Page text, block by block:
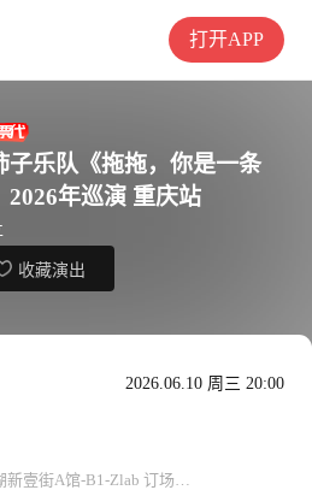
打开APP
子乐队《拖拖，你是一条
2026年巡演 重庆站
收藏演出
2026.06.10 周三 20:00
重庆市两江新区红旗河沟 龙湖新壹街A馆-B1-Zlab 订场电话：杨子（023-67702014）